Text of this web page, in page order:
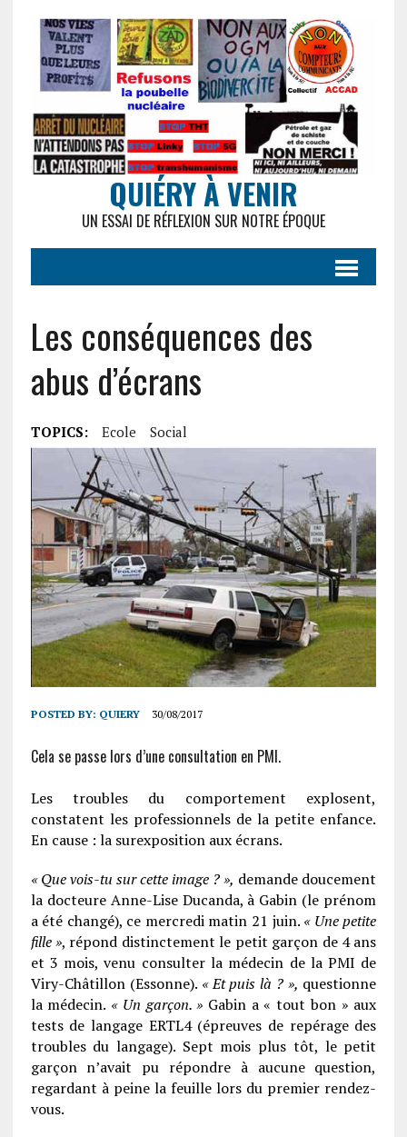
QUIÉRY À VENIR
UN ESSAI DE RÉFLEXION SUR NOTRE ÉPOQUE
Les conséquences des
abus d’écrans
TOPICS: Ecole Social
POSTED BY: QUIERY 30/08/2017
Cela se passe lors d’une consultation en PMI.
Les troubles du comportement explosent,
constatent les professionnels de la petite enfance.
En cause : la surexposition aux écrans.
« Que vois-tu sur cette image ? », demande doucement
la docteure ­Anne-Lise Ducanda, à ­Gabin (le prénom
a été changé), ce mercredi matin 21 juin. « Une ­petite
fille », répond distinctement le petit garçon de 4 ans
et 3 mois, venu consulter la médecin de la PMI de
Viry-Châtillon (Essonne). « Et puis là ? », questionne
la médecin. « Un garçon. » Gabin a « tout bon » aux
tests de langage ERTL4 (épreuves de repérage des
troubles du langage). Sept mois plus tôt, le petit
garçon n’avait pu répondre à aucune question,
regardant à peine la feuille lors du premier rendez-
vous.